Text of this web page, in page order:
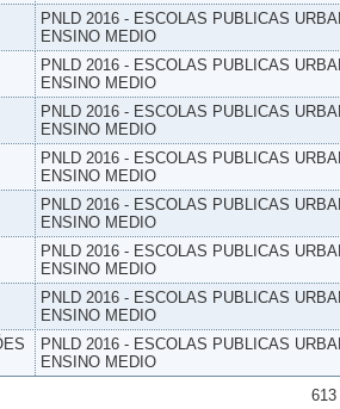
PNLD 2016 - ESCOLAS PUBLICAS
ENSINO MEDIO
PNLD 2016 - ESCOLAS PUBLICAS
ENSINO MEDIO
PNLD 2016 - ESCOLAS PUBLICAS
ENSINO MEDIO
PNLD 2016 - ESCOLAS PUBLICAS
ENSINO MEDIO
PNLD 2016 - ESCOLAS PUBLICAS
ENSINO MEDIO
PNLD 2016 - ESCOLAS PUBLICAS
ENSINO MEDIO
PNLD 2016 - ESCOLAS PUBLICAS
ENSINO MEDIO
PNLD 2016 - ESCOLAS PUBLICAS
ENSINO MEDIO